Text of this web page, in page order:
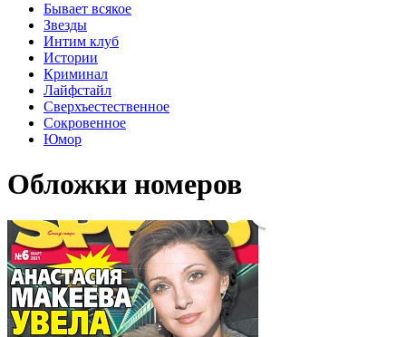
Бывает всякое
Звезды
Интим клуб
Истории
Криминал
Лайфстайл
Сверхъестественное
Сокровенное
Юмор
Обложки номеров